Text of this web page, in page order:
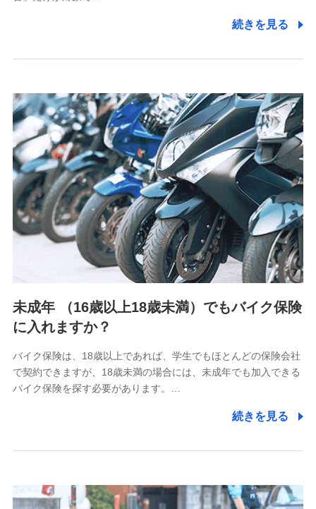
（なお、当社は複数の保険会社と取引があり、取得した個人
3.セミナー募集サイトから取得した個人情報
各種セミナーの案内、開催のため
上記に係る連絡・手続き・管理等付帯業務を行うため
4.家族・友達紹介にて取得した個人情報
被紹介者への連絡、及び当社と取引のあるもしくは委託を受
けている保険会社・提携会社の保険その他に関する情報を提
供し、金融商品等の契約を勧奨するため
アンケートやキャンペーン等の実施のため
上記に係る連絡・手続き・管理等付帯業務を行うため
5.通話録音にて取得する情報
電話対応の品質向上およびお問合せ内容の正確な把握のため
6.採用応募者の個人情報
採用選考および入社手続を実施するため
7.社員（従業者）の個人情報
退職関連処理等の各種手続きのため、当社と従業員または従
取引先としての選定業務、営業情報の提供業務、契約締結手
続き業務、取引管理業務、およびこれらに準ずる業務の遂行
続きを見る
未成年 （16歳以上18歳未満）でもバイク保険
に入れますか？
バイク保険は、18歳以上であれば、学生でもほとんどの保険会社
で契約できますが、18歳未満の場合には、未成年でも加入できる
バイク保険を探す必要があります。…
続きを見る